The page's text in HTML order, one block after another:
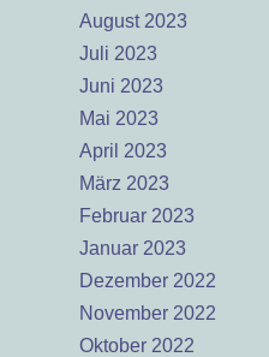
August 2023
Juli 2023
Juni 2023
Mai 2023
April 2023
März 2023
Februar 2023
Januar 2023
Dezember 2022
November 2022
Oktober 2022